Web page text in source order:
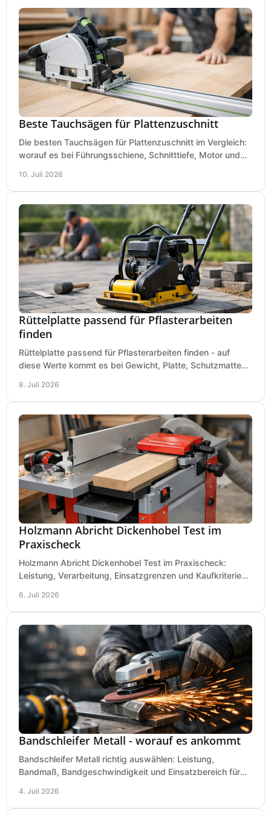
Beste Tauchsägen für Plattenzuschnitt
Die besten Tauchsägen für Plattenzuschnitt im Vergleich:
worauf es bei Führungsschiene, Schnitttiefe, Motor und
10. Juli 2026
Rüttelplatte passend für Pflasterarbeiten
finden
Rüttelplatte passend für Pflasterarbeiten finden - auf
diese Werte kommt es bei Gewicht, Platte, Schutzmatte
8. Juli 2026
Holzmann Abricht Dickenhobel Test im
Praxischeck
Holzmann Abricht Dickenhobel Test im Praxischeck:
Leistung, Verarbeitung, Einsatzgrenzen und Kaufkriterien
6. Juli 2026
Bandschleifer Metall - worauf es ankommt
Bandschleifer Metall richtig auswählen: Leistung,
Bandmaß, Bandgeschwindigkeit und Einsatzbereich für
4. Juli 2026